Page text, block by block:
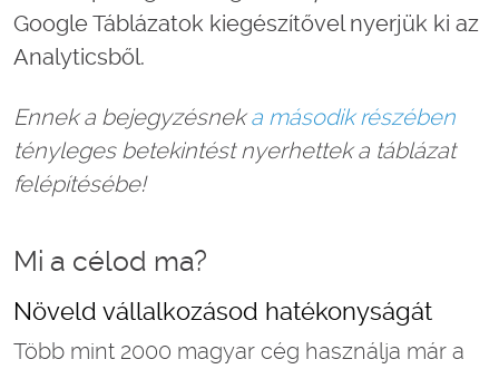
Google Táblázatok kiegészítővel nyerjük ki az
Analyticsből.
Ennek a bejegyzésneka második részében
tényleges betekintést nyerhettek a táblázat
felépítésébe!
Mi a célod ma?
Növeld vállalkozásod hatékonyságát
Több mint 2000 magyar cég használja már a